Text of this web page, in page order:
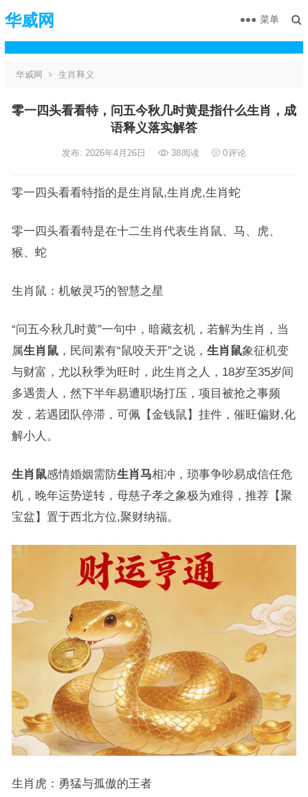
华威网 菜单
华威网 生肖释义
零一四头看看特，问五今秋几时黄是指什么生肖，成
语释义落实解答
发布: 2026年4月26日 38阅读 0评论
零一四头看看特指的是生肖鼠,生肖虎,生肖蛇
零一四头看看特是在十二生肖代表生肖鼠、马、虎、
猴、蛇
生肖鼠：机敏灵巧的智慧之星
“问五今秋几时黄”一句中，暗藏玄机，若解为生肖，当
属生肖鼠，民间素有“鼠咬天开”之说， 生肖鼠象征机变
与财富，尤以秋季为旺时，此生肖之人，18岁至35岁间
多遇贵人，然下半年易遭职场打压，项目被抢之事频
发，若遇团队停滞，可佩【金钱鼠】挂件，催旺偏财,化
解小人。
生肖鼠感情婚姻需防生肖马相冲，琐事争吵易成信任危
机，晚年运势逆转，母慈子孝之象极为难得，推荐【聚
宝盆】置于西北方位,聚财纳福。
生肖虎：勇猛与孤傲的王者